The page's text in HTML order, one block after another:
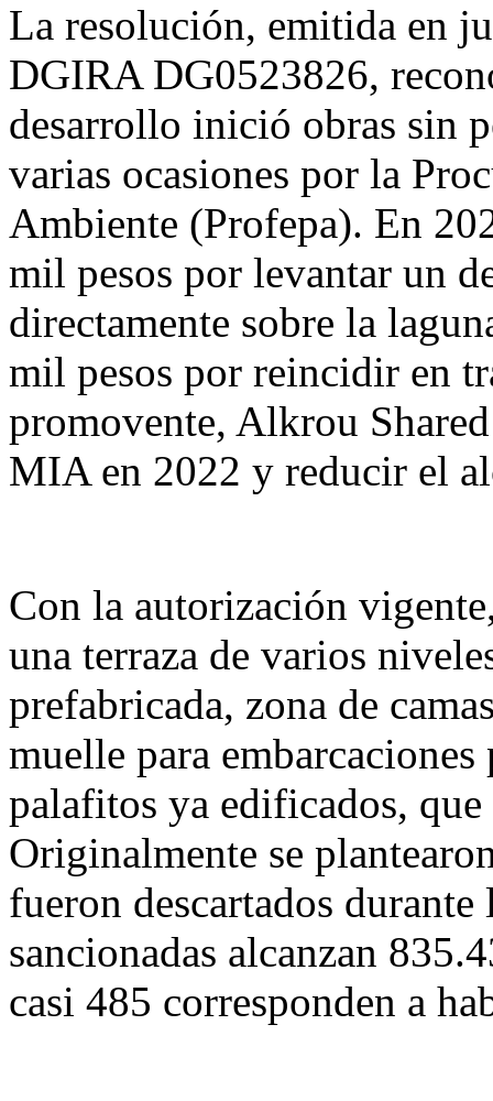
La resolución, emitida en
DGIRA DG0523826,
desarrollo inició obras sin
varias ocasiones por la
Ambiente (Profepa). En
mil pesos por levantar un
directamente sobre la
mil pesos por reincidir en
promovente, Alkrou
MIA en 2022 y reducir el
Con la autorización
una terraza de varios
prefabricada, zona de
muelle para embarcaciones
palafitos ya edificados,
Originalmente se
fueron descartados
sancionadas alcanzan
casi 485 corresponden a